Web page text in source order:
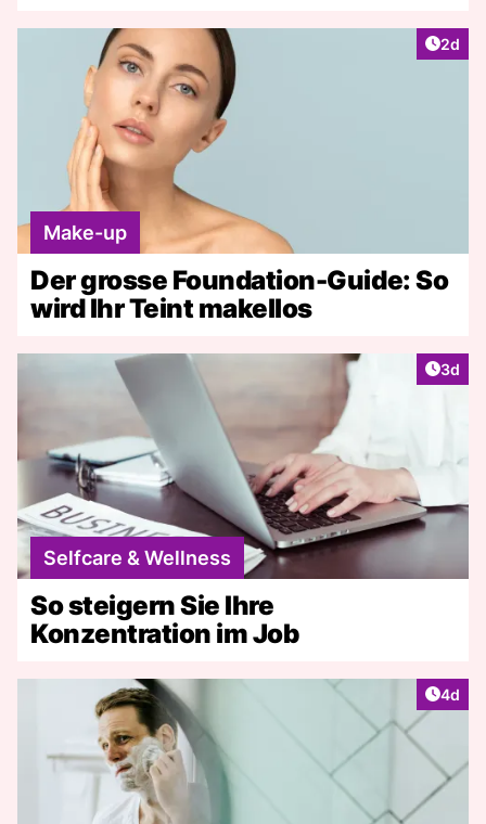
2d
Make-up
Der grosse Foundation-Guide: So
wird Ihr Teint makellos
3d
Selfcare & Wellness
So steigern Sie Ihre
Konzentration im Job
4d